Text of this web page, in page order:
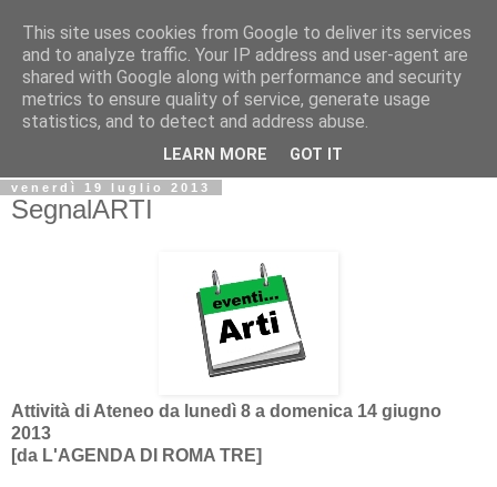
Biblio@rti in
Il Blog della Biblioteca di Area delle arti per condividere
informazioni iniziative incontri
venerdì 19 luglio 2013
SegnalARTI
Attività di Ateneo da lunedì 8 a domenica 14 giugno
2013
[da L'AGENDA DI ROMA TRE]
This site uses cookies from Google to deliver its services
and to analyze traffic. Your IP address and user-agent are
shared with Google along with performance and security
metrics to ensure quality of service, generate usage
statistics, and to detect and address abuse.
LEARN MORE GOT IT